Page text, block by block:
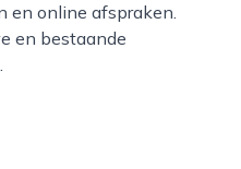
en online afspraken.
en bestaande